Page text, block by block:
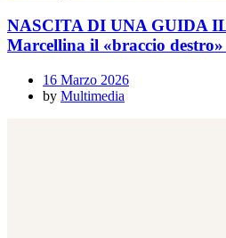
NASCITA DI UNA GUIDA
Marcellina il «braccio
16 Marzo 2026
by Multimedia